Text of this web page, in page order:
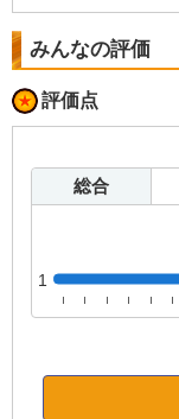
みんなの評価
評価点
総合
1